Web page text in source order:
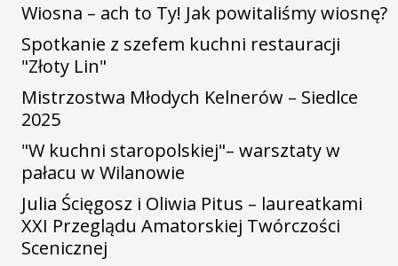
Wiosna – ach to Ty! Jak powitaliśmy wiosnę?
Spotkanie z szefem kuchni restauracji
"Złoty Lin"
Mistrzostwa Młodych Kelnerów – Siedlce
2025
"W kuchni staropolskiej"– warsztaty w
pałacu w Wilanowie
Julia Ścięgosz i Oliwia Pitus – laureatkami
XXI Przeglądu Amatorskiej Twórczości
Scenicznej